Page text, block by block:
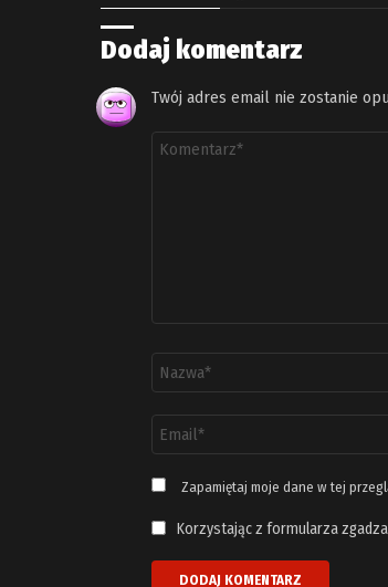
Dodaj komentarz
Twój adres email nie zostanie
Komentarz
email
*
Zapamiętaj moje dane w tej
Korzystając z formularza